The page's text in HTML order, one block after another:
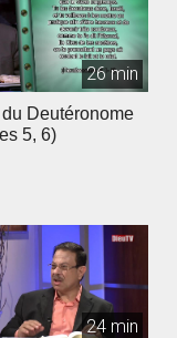
26 min
du Deutéronome
5, 6)
24 min